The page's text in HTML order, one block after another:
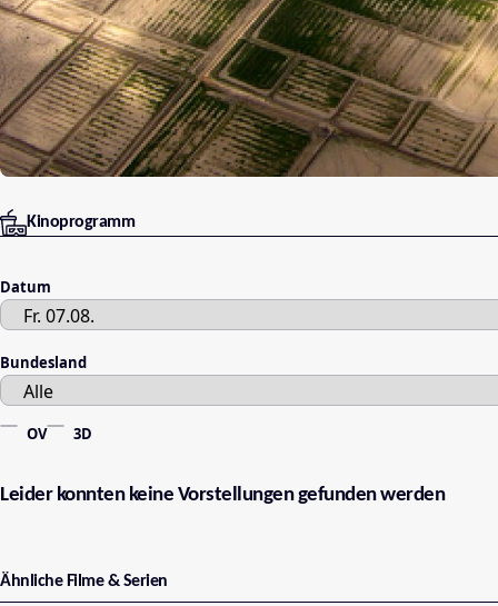
Kinoprogramm
Datum
Bundesland
OV 3D
Leider konnten keine Vorstellungen gefunden werden
Ähnliche Filme & Serien